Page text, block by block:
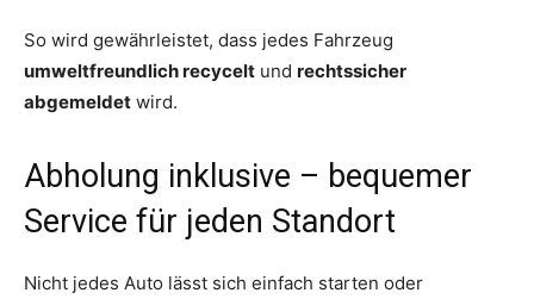
So wird gewährleistet, dass jedes Fahrzeug
umweltfreundlich recycelt und rechtssicher
abgemeldet wird.
Abholung inklusive – bequemer
Service für jeden Standort
Nicht jedes Auto lässt sich einfach starten oder